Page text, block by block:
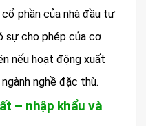
phần của nhà đầu tư
sự cho phép của cơ
nếu hoạt động xuất
nghề đặc thù.
– nhập khẩu và